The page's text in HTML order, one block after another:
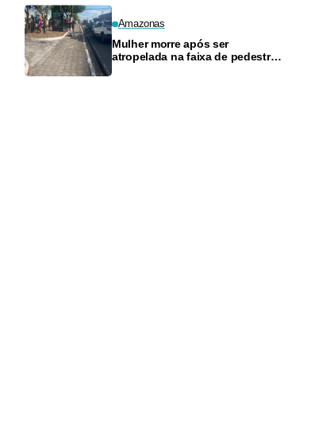
Amazonas
Mulher morre após ser
atropelada na faixa de pedestres